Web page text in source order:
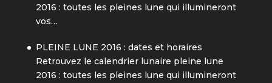
2016 : toutes les pleines lune qui illumineront
vos…
PLEINE LUNE 2016 : dates et horaires
Retrouvez le calendrier lunaire pleine lune
2016 : toutes les pleines lune qui illumineront